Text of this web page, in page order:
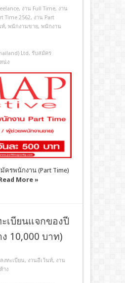
, งาน Full Time, งาน
Time 2562, งาน Part
ท์, พนักงานขาย, พนักงาน
Ltd. รับสมัคร
น่ง
มัครพนักงาน (Part Time)
More »
เบียนแจกของปี
10,000 บาท)
งทะเบียน, งานอีเว้นท์, งาน
าง